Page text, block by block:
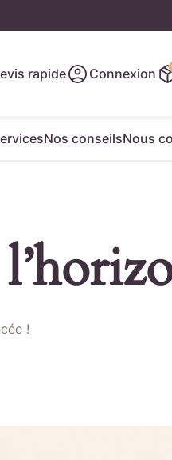
rapide Connexion
Nos conseilsNous
!